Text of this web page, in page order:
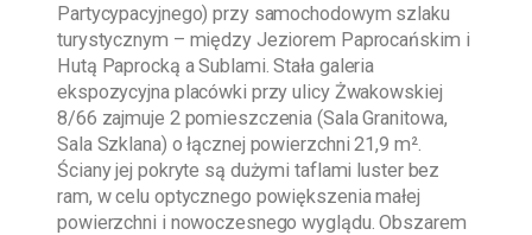
Partycypacyjnego) przy samochodowym szlaku
turystycznym – między Jeziorem Paprocańskim i
Hutą Paprocką a Sublami. Stała galeria
ekspozycyjna placówki przy ulicy Żwakowskiej
8/66 zajmuje 2 pomieszczenia (Sala Granitowa,
Sala Szklana) o łącznej powierzchni 21,9 m².
Ściany jej pokryte są dużymi taflami luster bez
ram, w celu optycznego powiększenia małej
powierzchni i nowoczesnego wyglądu. Obszarem